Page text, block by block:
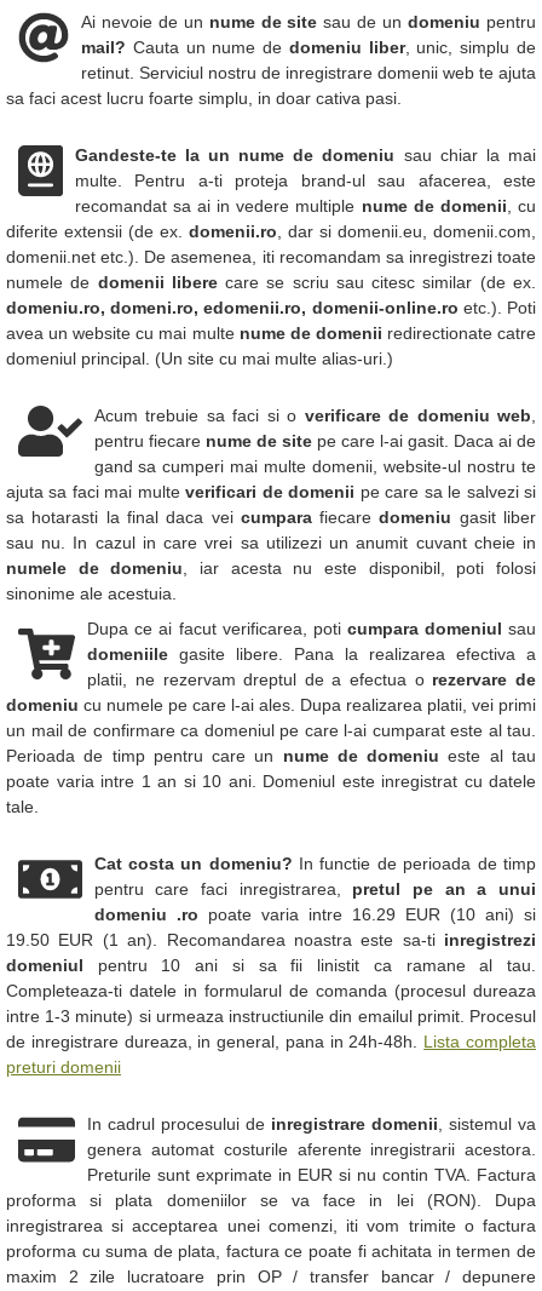
Ai nevoie de un nume de site sau de undomeniu pentru
mail? Cauta un nume de domeniu liber, unic, simplu de
retinut. Serviciul nostru de inregistrare domenii web te ajuta
sa faci acest lucru foarte simplu, in doar cativa pasi.
Gandeste-te la un nume de domeniu sau chiar la mai
multe. Pentru a-ti proteja brand-ul sau afacerea, este
recomandat sa ai in vedere multiple nume de domenii , cu
diferite extensii (de ex. domenii.ro , dar si domenii.eu, domenii.com,
domenii.net etc.). De asemenea, iti recomandam sa inregistrezi toate
numele de domenii liberecare se scriu sau citesc similar (de ex.
domeniu.ro, domeni.ro, edomenii.ro, domenii-online.ro etc.). Poti
avea un website cu mai multe nume de domenii redirectionate catre
domeniul principal. (Un site cu mai multe alias-uri.)
Acum trebuie sa faci si o verificare de domeniu web
pentru fiecare nume de sitepe care l-ai gasit. Daca ai de
gand sa cumperi mai multe domenii, website-ul nostru te
ajuta sa faci mai multeverificari de domenii pe care sa le salvezi si
sa hotarasti la final daca vei cumparafiecaredomeniu gasit liber
sau nu. In cazul in care vrei sa utilizezi un anumit cuvant cheie in
numele de domeniu , iar acesta nu este disponibil, poti folosi
sinonime ale acestuia.
Dupa ce ai facut verificarea, poti cumpara domeniul sau
domeniile gasite libere. Pana la realizarea efectiva a
platii, ne rezervam dreptul de a efectua o rezervare de
domeniu cu numele pe care l-ai ales. Dupa realizarea platii, vei primi
un mail de confirmare ca domeniul pe care l-ai cumparat este al tau.
Perioada de timp pentru care un nume de domeniu este al tau
poate varia intre 1 an si 10 ani. Domeniul este inregistrat cu datele
tale.
Cat costa un domeniu? In functie de perioada de timp
pentru care faci inregistrarea, pretul pe an a unui
domeniu .ro poate varia intre 16.29 EUR (10 ani) si
19.50 EUR (1 an). Recomandarea noastra este sa-ti inregistrezi
domeniul pentru 10 ani si sa fii linistit ca ramane al tau.
Completeaza-ti datele in formularul de comanda (procesul dureaza
intre 1-3 minute) si urmeaza instructiunile din emailul primit. Procesul
de inregistrare dureaza, in general, pana in 24h-48h. Lista completa
preturi domenii
In cadrul procesului de inregistrare domenii , sistemul va
genera automat costurile aferente inregistrarii acestora.
Preturile sunt exprimate in EUR si nu contin TVA. Factura
proforma si plata domeniilor se va face in lei (RON). Dupa
inregistrarea si acceptarea unei comenzi, iti vom trimite o factura
proforma cu suma de plata, factura ce poate fi achitata in termen de
maxim 2 zile lucratoare prin OP / transfer bancar / depunere